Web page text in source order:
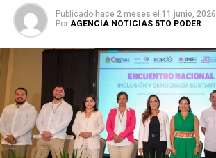
Publicado hace 2 meses el 11 junio, 2026
Por AGENCIA NOTICIAS 5TO PODER